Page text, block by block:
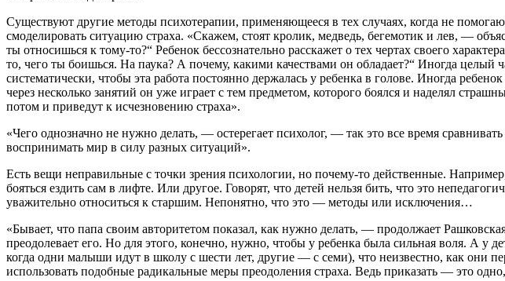
Существуют другие методы психотерапии, применяющееся в тех случаях, когда не
смоделировать ситуацию страха. «Скажем, стоят кролик, медведь, бегемотик и лев, —
ты относишься к тому-то?“ Ребенок бессознательно расскажет о тех чертах своего
то, чего ты боишься. На паука? А почему, какими качествами он обладает?“ Иногда целый
систематически, чтобы эта работа постоянно держалась у ребенка в голове. Иногда
через несколько занятий он уже играет с тем предметом, которого боялся и наделял
потом и приведут к исчезновению страха».
«Чего однозначно не нужно делать, — остерегает психолог, — так это все время
воспринимать мир в силу разных ситуаций».
Есть вещи неправильные с точки зрения психологии, но почему-то действенные.
бояться ездить сам в лифте. Или другое. Говорят, что детей нельзя бить, что это
уважительно относиться к старшим. Непонятно, что это — методы или исключения…
«Бывает, что папа своим авторитетом показал, как нужно делать, — продолжает
преодолевает его. Но для этого, конечно, нужно, чтобы у ребенка была сильная воля. А у
когда одни малыши идут в школу с шести лет, другие — с семи), что неизвестно, как они
использовать подобные радикальные меры преодоления страха. Ведь приказать — это